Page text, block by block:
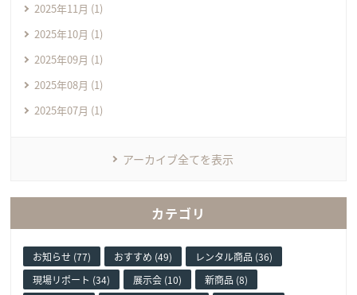
2025年11月 (1)
2025年10月 (1)
2025年09月 (1)
2025年08月 (1)
2025年07月 (1)
アーカイブ全てを表示
カテゴリ
お知らせ (77) おすすめ (49)
レンタル商品 (36)
現場リポート (34)
展示会 (10)
新商品 (8)